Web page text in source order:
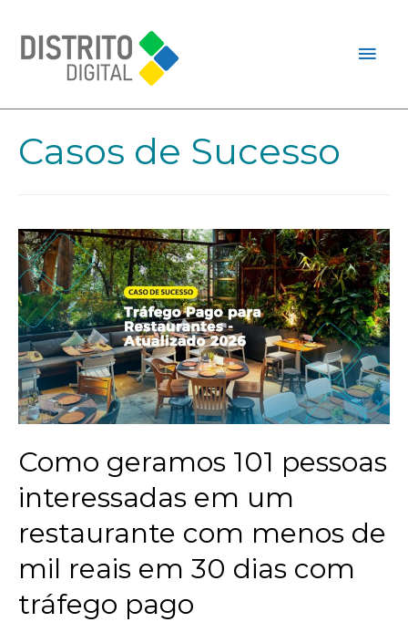
Casos de Sucesso
Como geramos 101 pessoas
interessadas em um
restaurante com menos de
mil reais em 30 dias com
tráfego pago